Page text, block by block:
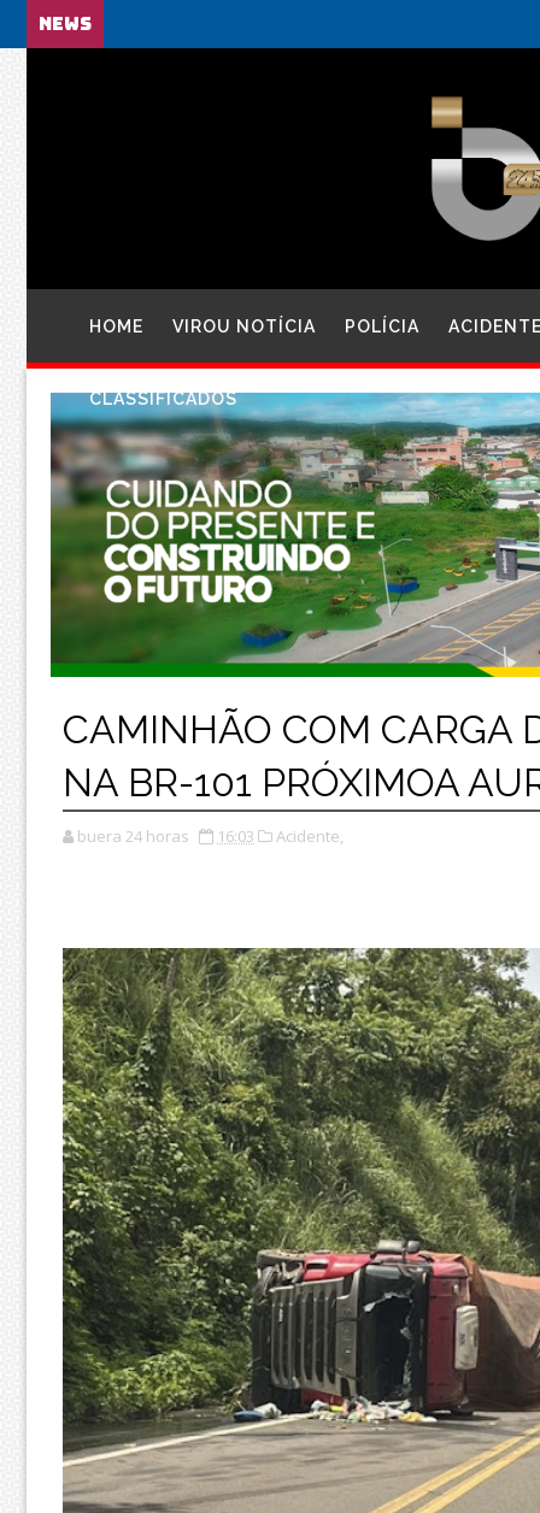
NEWS
HOME VIROU NOTÍCIA POLÍCIA
CLASSIFICADOS
CAMINHÃO COM CARGA
NA BR-101 PRÓXIMOA
buera 24 horas 16:03 Acidente,